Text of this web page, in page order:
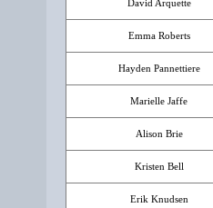
David Arquette
Emma Roberts
Hayden Pannettiere
Marielle Jaffe
Alison Brie
Kristen Bell
Erik Knudsen